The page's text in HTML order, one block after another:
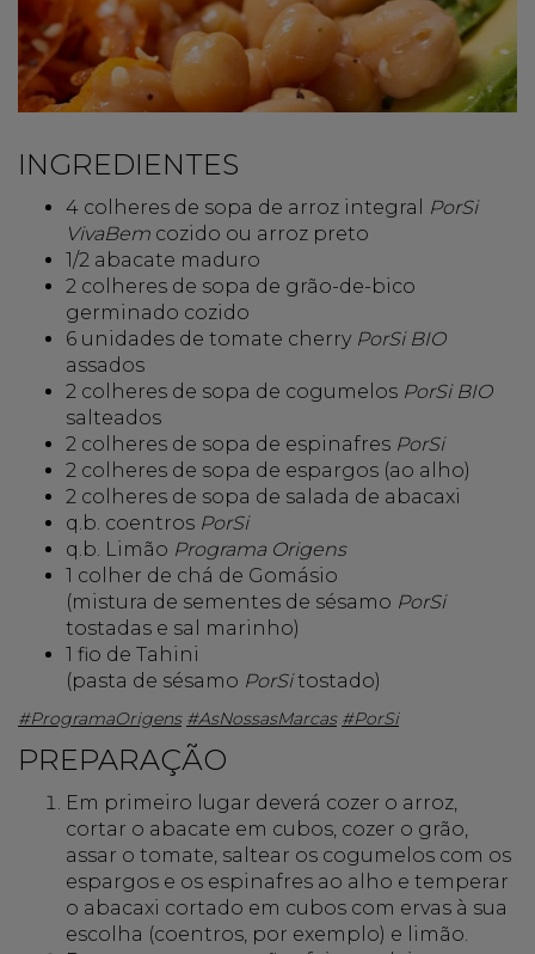
INGREDIENTES
4 colheres de sopa de arroz integral
PorSi
VivaBem cozido ou arroz preto
1/2 abacate maduro
2 colheres de sopa de grão-de-bico
germinado cozido
6 unidades de tomate cherry PorSi BIO
assados
2 colheres de sopa de cogumelos PorSi BIO
salteados
2 colheres de sopa de espinafres PorSi
2 colheres de sopa de espargos (ao alho)
2 colheres de sopa de salada de abacaxi
q.b. coentros PorSi
q.b. Limão Programa Origens
1 colher de chá de Gomásio
(mistura de sementes de sésamo PorSi
tostadas e sal marinho)
1 fio de Tahini
(pasta de sésamo PorSitostado)
#ProgramaOrigens #AsNossasMarcas #PorSi
PREPARAÇÃO
Em primeiro lugar deverá cozer o arroz,
cortar o abacate em cubos, cozer o grão,
assar o tomate, saltear os cogumelos com os
espargos e os espinafres ao alho e temperar
o abacaxi cortado em cubos com ervas à sua
escolha (coentros, por exemplo) e limão.